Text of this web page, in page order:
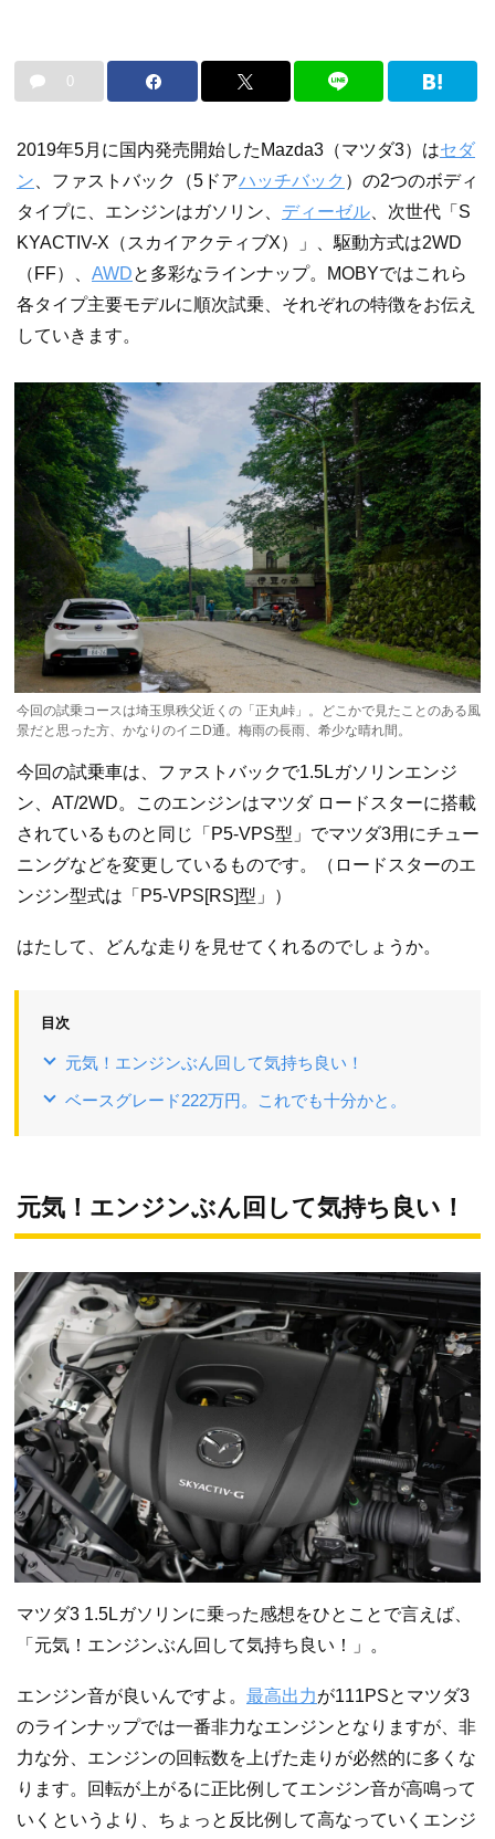
0
2019年5月に国内発売開始したMazda3（マツダ3）はセダ
ン 、ファストバック（5ドアハッチバック ）の2つのボディ
タイプに、エンジンはガソリン、 ディーゼル 、次世代「S
KYACTIV-X（スカイアクティブX）」、駆動方式は2WD
（FF）、 AWDと多彩なラインナップ。MOBYではこれら
各タイプ主要モデルに順次試乗、それぞれの特徴をお伝え
していきます。
今回の試乗コースは埼玉県秩父近くの「正丸峠」。どこかで見たことのある風
景だと思った方、かなりのイニD通。梅雨の長雨、希少な晴れ間。
今回の試乗車は、ファストバックで1.5Lガソリンエンジ
ン、AT/2WD。このエンジンはマツダ ロードスターに搭載
されているものと同じ「P5-VPS型」でマツダ3用にチュー
ニングなどを変更しているものです。（ロードスターのエ
ンジン型式は「P5-VPS[RS]型」）
はたして、どんな走りを見せてくれるのでしょうか。
目次
元気！エンジンぶん回して気持ち良い！
ベースグレード222万円。これでも十分かと。
元気！エンジンぶん回して気持ち良い！
マツダ3 1.5Lガソリンに乗った感想をひとことで言えば、
「元気！エンジンぶん回して気持ち良い！」。
エンジン音が良いんですよ。 最高出力が111PSとマツダ3
のラインナップでは一番非力なエンジンとなりますが、非
力な分、エンジンの回転数を上げた走りが必然的に多くな
ります。回転が上がるに正比例してエンジン音が高鳴って
いくというより、ちょっと反比例して高なっていくエンジ